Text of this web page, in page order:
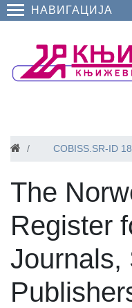
НАВИГАЦИЈА
Вести
The Norwegian
COBISS.SR-ID
The
Register
Journals,